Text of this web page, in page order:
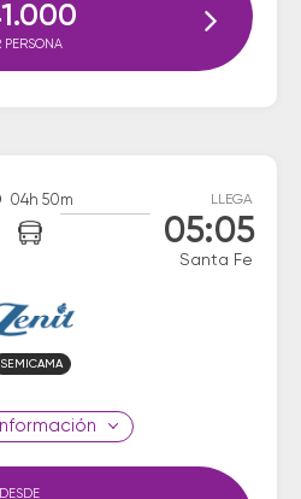
PERSONA
04h 50m LLEGA
05:05
Santa Fe
SEMICAMA
DESDE